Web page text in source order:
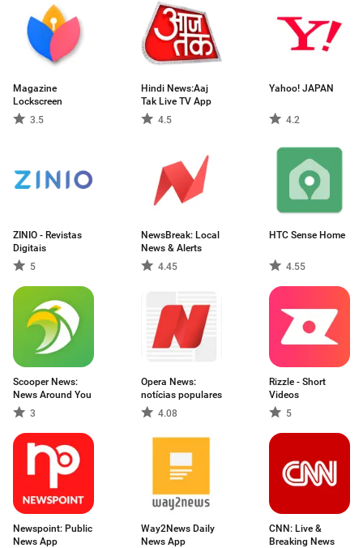
Magazine
Lockscreen
3.5
Hindi News:Aaj
Tak Live TV App
4.5
Yahoo! JAPAN
4.2
ZINIO - Revistas
Digitais
5
NewsBreak: Local
News & Alerts
4.45
HTC Sense Home
4.55
Scooper News:
News Around You
3
Opera News:
notícias populares
4.08
Rizzle - Short
Videos
5
Newspoint: Public
News App
Way2News Daily
News App
CNN: Live &
Breaking News